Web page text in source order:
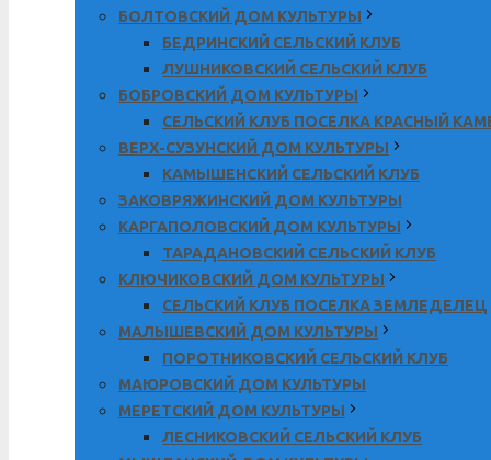
БОЛТОВСКИЙ ДОМ КУЛЬТУРЫ
БЕДРИНСКИЙ СЕЛЬСКИЙ КЛУБ
ЛУШНИКОВСКИЙ СЕЛЬСКИЙ КЛУБ
БОБРОВСКИЙ ДОМ КУЛЬТУРЫ
СЕЛЬСКИЙ КЛУБ ПОСЕЛКА КРАСНЫЙ
ВЕРХ-СУЗУНСКИЙ ДОМ КУЛЬТУРЫ
КАМЫШЕНСКИЙ СЕЛЬСКИЙ КЛУБ
ЗАКОВРЯЖИНСКИЙ ДОМ КУЛЬТУРЫ
КАРГАПОЛОВСКИЙ ДОМ КУЛЬТУРЫ
ТАРАДАНОВСКИЙ СЕЛЬСКИЙ КЛУБ
КЛЮЧИКОВСКИЙ ДОМ КУЛЬТУРЫ
СЕЛЬСКИЙ КЛУБ ПОСЕЛКА ЗЕМЛЕДЕЛЕЦ
МАЛЫШЕВСКИЙ ДОМ КУЛЬТУРЫ
ПОРОТНИКОВСКИЙ СЕЛЬСКИЙ КЛУБ
МАЮРОВСКИЙ ДОМ КУЛЬТУРЫ
МЕРЕТСКИЙ ДОМ КУЛЬТУРЫ
ЛЕСНИКОВСКИЙ СЕЛЬСКИЙ КЛУБ